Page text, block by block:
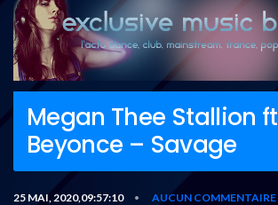
Megan Thee Stallion ft
Beyonce – Savage
25 MAI, 2020,09:57:10 • AUCUN COMMENTAIRE